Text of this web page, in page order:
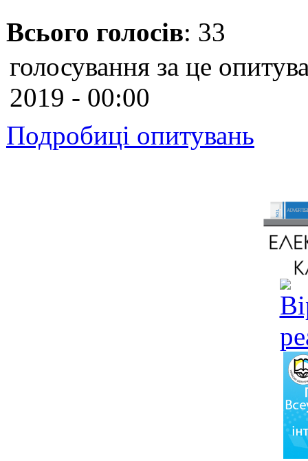
Всього голосів: 33
голосування за це
2019 - 00:00
Подробиці опитувань